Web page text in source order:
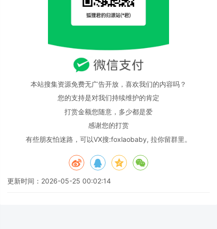
本站搜集资源免费无广告开放，喜欢我们的内容吗？
您的支持是对我们持续维护的肯定
打赏金额您随意，多少都是爱
感谢您的打赏
有些朋友怕迷路，可以VX搜:foxlaobaby, 拉你留群里。
更新时间：2026-05-25 00:02:14